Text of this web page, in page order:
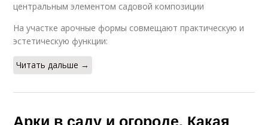
центральным элементом садовой композиции
На участке арочные формы совмещают практическую и
эстетическую функции:
Читать дальше →